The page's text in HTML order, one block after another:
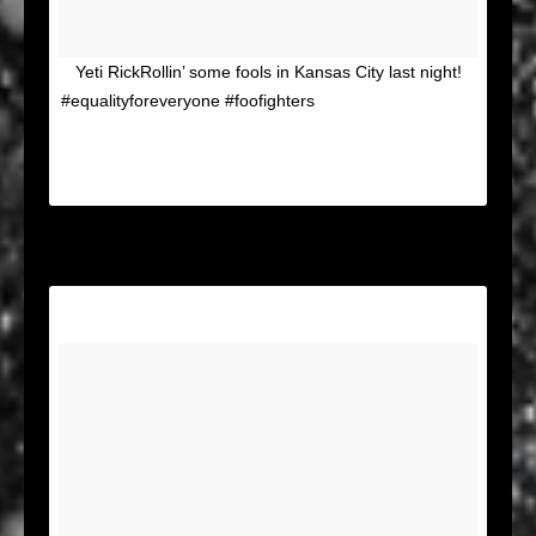
Yeti RickRollin’ some fools in Kansas City last night!
#equalityforeveryone #foofighters